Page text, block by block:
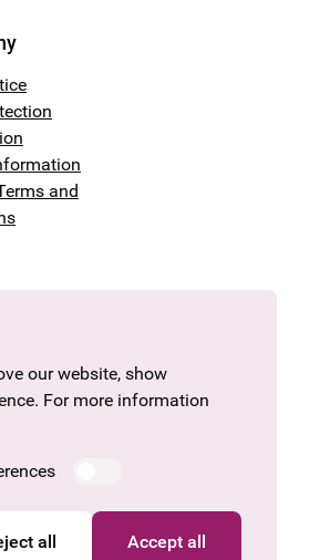
and
our website, show
For more information
all Accept all